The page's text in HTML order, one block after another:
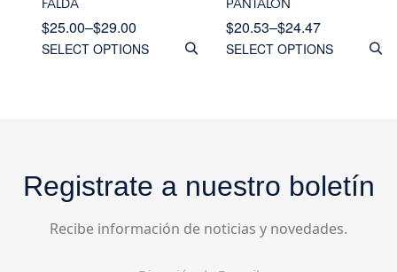
$25.00–$29.00
SELECT OPTIONS
$20.53–$24.47
SELECT OPTIONS
Registrate a nuestro boletín
Recibe información de noticias y novedades.